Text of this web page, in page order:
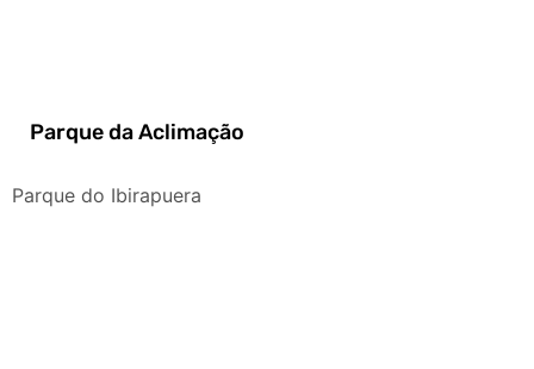
Parque da Aclimação
Parque do Ibirapuera